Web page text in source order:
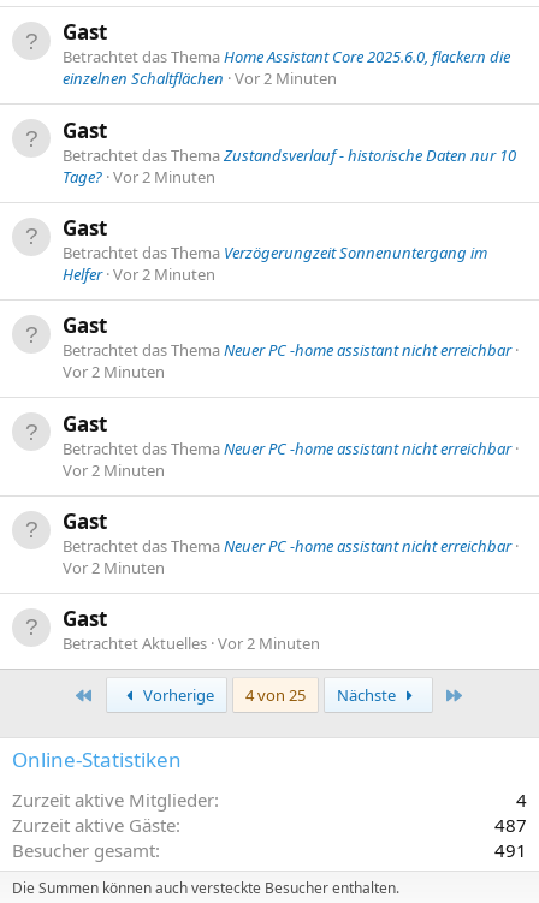
Gast
Betrachtet das ThemaHome Assistant Core 2025.6.0, flackern die
einzelnen Schaltflächen Vor 2 Minuten
Gast
Betrachtet das ThemaZustandsverlauf - historische Daten nur 10
Tage? Vor 2 Minuten
Gast
Betrachtet das Thema Verzögerungzeit Sonnenuntergang im
Helfer Vor 2 Minuten
Gast
Betrachtet das ThemaNeuer PC -home assistant nicht erreichbar
Vor 2 Minuten
Gast
Betrachtet das ThemaNeuer PC -home assistant nicht erreichbar
Vor 2 Minuten
Gast
Betrachtet das ThemaNeuer PC -home assistant nicht erreichbar
Vor 2 Minuten
Gast
Betrachtet Aktuelles Vor 2 Minuten
Erste Vorherige 4 von 25 Nächste
Online-Statistiken
Zurzeit aktive Mitglieder
4
Zurzeit aktive Gäste
487
Besucher gesamt
491
Die Summen können auch versteckte Besucher enthalten.